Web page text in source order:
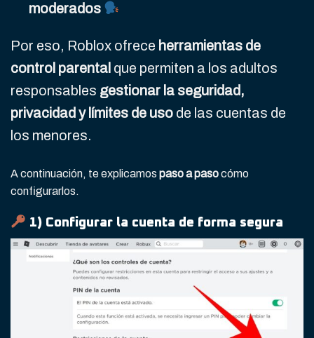
moderados
Por eso, Roblox ofrece herramientas de
control parental que permiten a los adultos
responsables gestionar la seguridad,
privacidad y límites de uso de las cuentas de
los menores.
A continuación, te explicamos paso a pasocómo
configurarlos.
1) Configurar la cuenta de forma segura